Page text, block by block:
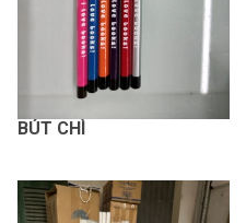
BÚT CHÌ